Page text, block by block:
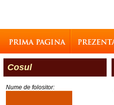
Cosul
Nume de folositor: